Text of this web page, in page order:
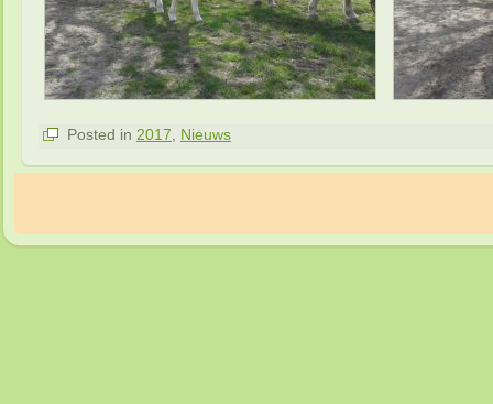
Posted in 2017 Nieuws